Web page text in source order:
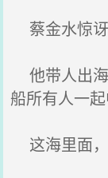
蔡金水惊讶
他带人出
船所有人一起
这海里面，